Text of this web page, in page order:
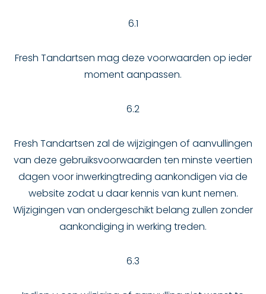
6.1
Fresh Tandartsen mag deze voorwaarden op ieder
moment aanpassen.
6.2
Fresh Tandartsen zal de wijzigingen of aanvullingen
van deze gebruiksvoorwaarden ten minste veertien
dagen voor inwerkingtreding aankondigen via de
website zodat u daar kennis van kunt nemen.
Wijzigingen van ondergeschikt belang zullen zonder
aankondiging in werking treden.
6.3